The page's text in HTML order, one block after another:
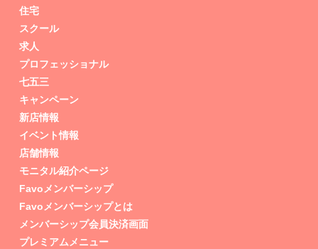
住宅
スクール
求人
プロフェッショナル
七五三
キャンペーン
新店情報
イベント情報
店舗情報
モニタル紹介ページ
Favoメンバーシップ
Favoメンバーシップとは
メンバーシップ会員決済画面
プレミアムメニュー